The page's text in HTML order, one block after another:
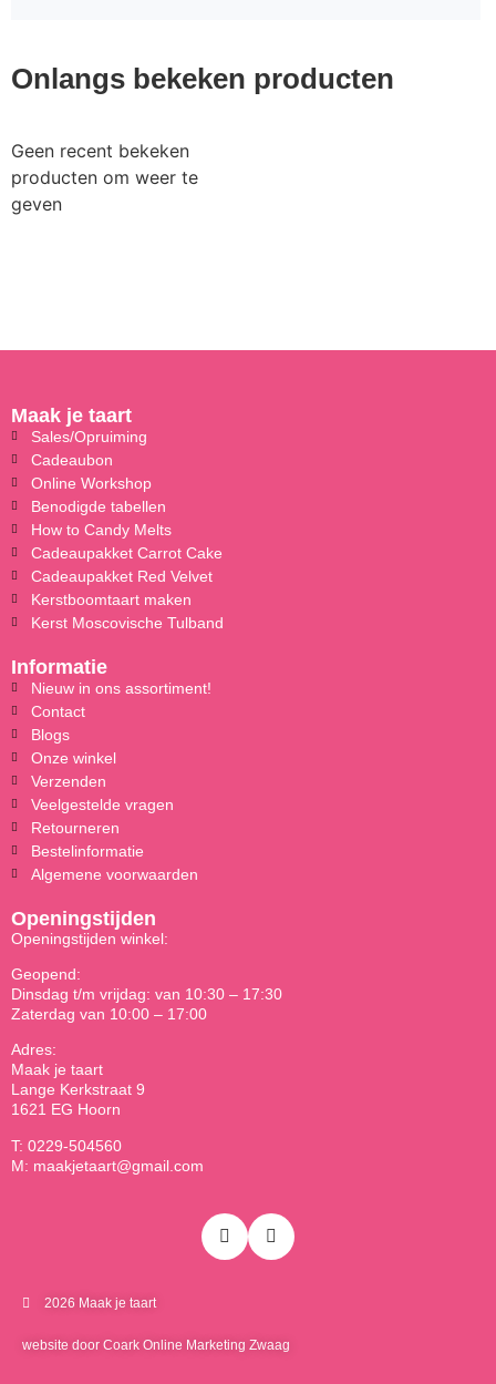
Onlangs bekeken producten
Geen recent bekeken
producten om weer te
geven
Maak je taart
Sales/Opruiming
Cadeaubon
Online Workshop
Benodigde tabellen
How to Candy Melts
Cadeaupakket Carrot Cake
Cadeaupakket Red Velvet
Kerstboomtaart maken
Kerst Moscovische Tulband
Informatie
Nieuw in ons assortiment!
Contact
Blogs
Onze winkel
Verzenden
Veelgestelde vragen
Retourneren
Bestelinformatie
Algemene voorwaarden
Openingstijden
Openingstijden winkel:
Geopend:
Dinsdag t/m vrijdag: van 10:30 – 17:30
Zaterdag van 10:00 – 17:00
Adres:
Maak je taart
Lange Kerkstraat 9
1621 EG Hoorn
T: 0229-504560
M: maakjetaart@gmail.com
2026 Maak je taart
website door Coark Online Marketing Zwaag